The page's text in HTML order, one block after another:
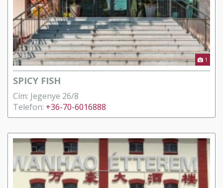
1
SPICY FISH
Cím: Jegenye 26/8
Telefon: +36-70-6016888